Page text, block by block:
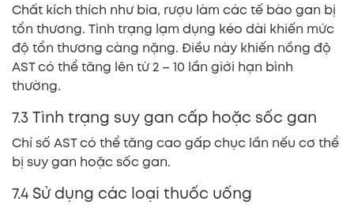
Chất kích thích như bia, rượu làm các tế bào gan bị
tổn thương. Tình trạng lạm dụng kéo dài khiến mức
độ tổn thương càng nặng. Điều này khiến nồng độ
AST có thể tăng lên từ 2 – 10 lần giới hạn bình
thường.
7.3 Tình trạng suy gan cấp hoặc sốc gan
Chỉ số AST có thể tăng cao gấp chục lần nếu cơ thể
bị suy gan hoặc sốc gan.
7.4 Sử dụng các loại thuốc uống